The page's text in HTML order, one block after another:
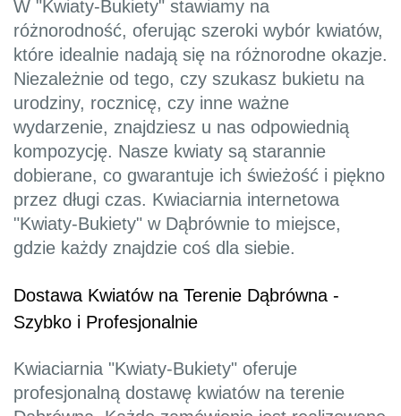
W "Kwiaty-Bukiety" stawiamy na
różnorodność, oferując szeroki wybór kwiatów,
które idealnie nadają się na różnorodne okazje.
Niezależnie od tego, czy szukasz bukietu na
urodziny, rocznicę, czy inne ważne
wydarzenie, znajdziesz u nas odpowiednią
kompozycję. Nasze kwiaty są starannie
dobierane, co gwarantuje ich świeżość i piękno
przez długi czas. Kwiaciarnia internetowa
"Kwiaty-Bukiety" w Dąbrównie to miejsce,
gdzie każdy znajdzie coś dla siebie.
Dostawa Kwiatów na Terenie Dąbrówna -
Szybko i Profesjonalnie
Kwiaciarnia "Kwiaty-Bukiety" oferuje
profesjonalną dostawę kwiatów na terenie